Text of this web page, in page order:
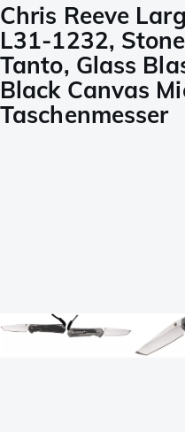
Chris Reeve
L31-1232,
Tanto, Glass
Black Canvas
Taschenmesser